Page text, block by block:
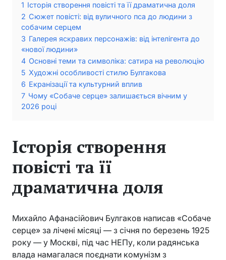
1 Історія створення повісті та її драматична доля
2 Сюжет повісті: від вуличного пса до людини з
собачим серцем
3 Галерея яскравих персонажів: від інтелігента до
«нової людини»
4 Основні теми та символіка: сатира на революцію
5 Художні особливості стилю Булгакова
6 Екранізації та культурний вплив
7 Чому «Собаче серце» залишається вічним у
2026 році
Історія створення
повісті та її
драматична доля
Михайло Афанасійович Булгаков написав «Собаче
серце» за лічені місяці — з січня по березень 1925
року — у Москві, під час НЕПу, коли радянська
влада намагалася поєднати комунізм з